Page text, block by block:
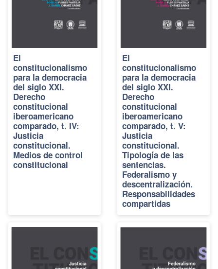
El
constitucionalismo
para la democracia
del siglo XXI.
Derecho
constitucional
iberoamericano
comparado, t. IV:
Justicia
constitucional.
Medios de control
constitucional
El
constitucionalismo
para la democracia
del siglo XXI.
Derecho
constitucional
iberoamericano
comparado, t. V:
Justicia
constitucional.
Tipología de las
sentencias.
Federalismo y
descentralización.
Responsabilidades
compartidas